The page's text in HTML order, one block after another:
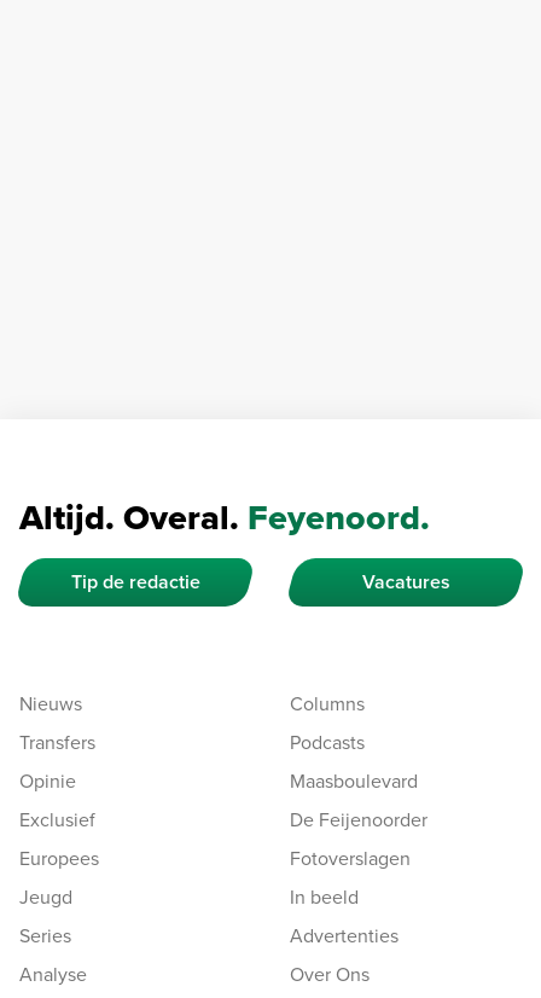
Altijd. Overal. Feyenoord.
Tip de redactie Vacatures
Nieuws
Transfers
Opinie
Exclusief
Europees
Jeugd
Series
Analyse
Columns
Podcasts
Maasboulevard
De Feijenoorder
Fotoverslagen
In beeld
Advertenties
Over Ons